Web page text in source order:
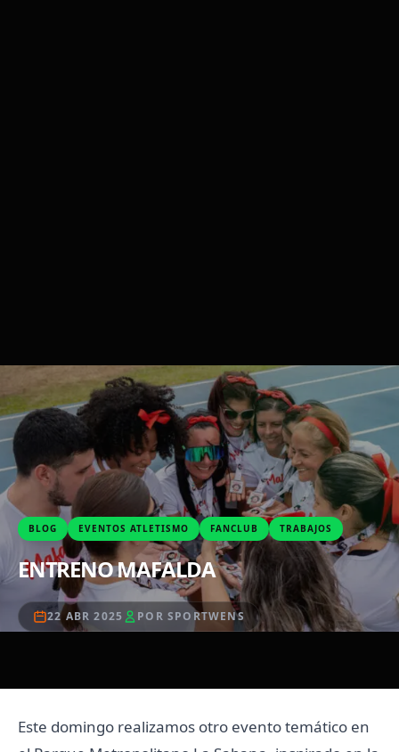
BLOG EVENTOS ATLETISMO FANCLUB TRABAJOS
ENTRENO MAFALDA
22 ABR 2025 POR SPORTWENS
Este domingo realizamos otro evento temático en